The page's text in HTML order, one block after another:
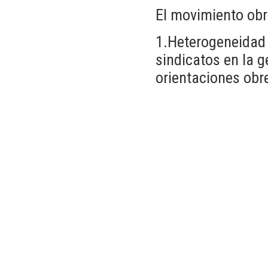
El movimiento
sindicatos en la
orientaciones